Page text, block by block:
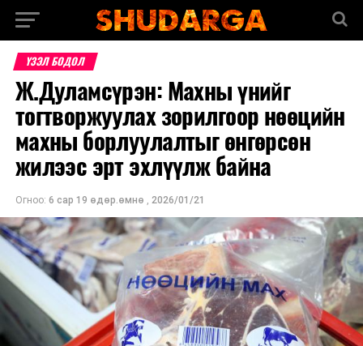
ҮЗЭЛ БОДОЛ
Ж.Дуламсүрэн: Махны үнийг
тогтворжуулах зорилгоор нөөцийн
махны борлуулалтыг өнгөрсөн
жилээс эрт эхлүүлж байна
Огноо: 6 сар 19 өдөр.өмнө , 2026/01/21